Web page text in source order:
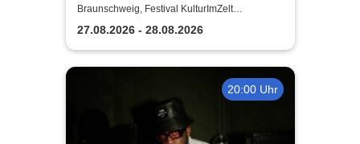
2026
Braunschweig, Festival KulturImZelt
Braunschweig
27.08.2026 - 28.08.2026
20:00 Uhr